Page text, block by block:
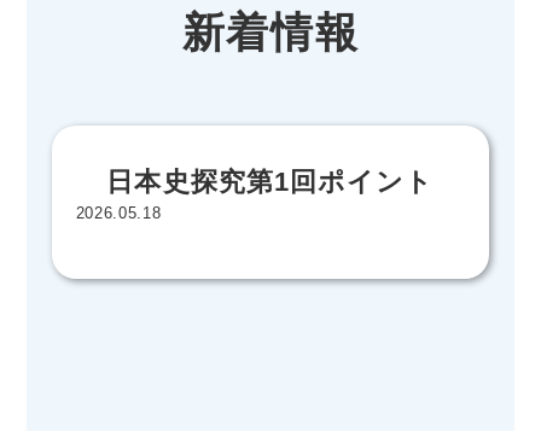
新着情報
日本史探究第1回ポイント
2026.05.18